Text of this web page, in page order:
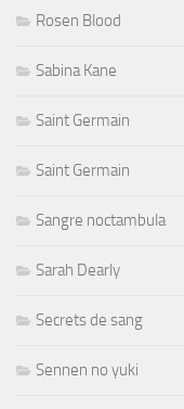
Rosen Blood
Sabina Kane
Saint Germain
Saint Germain
Sangre noctambula
Sarah Dearly
Secrets de sang
Sennen no yuki